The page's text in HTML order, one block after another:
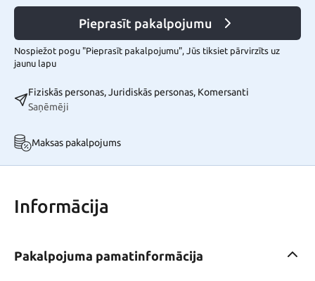
Pieprasīt pakalpojumu
Nospiežot pogu "Pieprasīt pakalpojumu", Jūs tiksiet pārvirzīts uz
jaunu lapu
Fiziskās personas, Juridiskās personas, Komersanti
Saņēmēji
Maksas pakalpojums
Informācija
Pakalpojuma pamatinformācija